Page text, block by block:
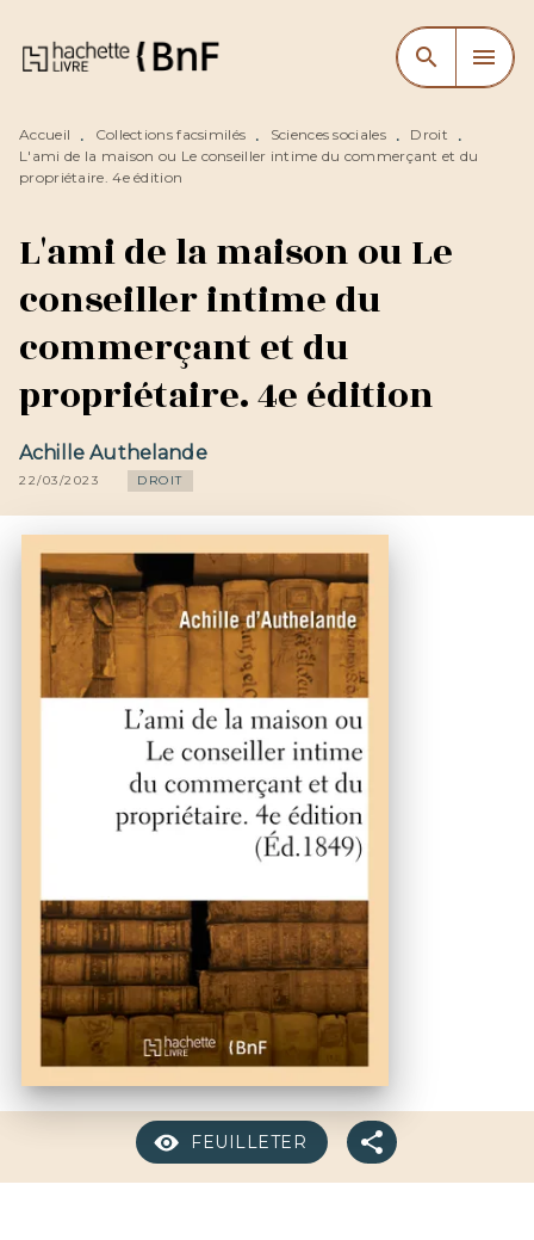
MENU RECHERCHE
CONTENU
search menu
Accueil • Collections facsimilés • Sciences sociales • Droit
•
L'ami de la maison ou Le conseiller intime du commerçant et du
propriétaire. 4e édition
L'ami de la maison ou Le
conseiller intime du
commerçant et du
propriétaire. 4e édition
Achille Authelande
22/03/2023 DROIT
FEUILLETER